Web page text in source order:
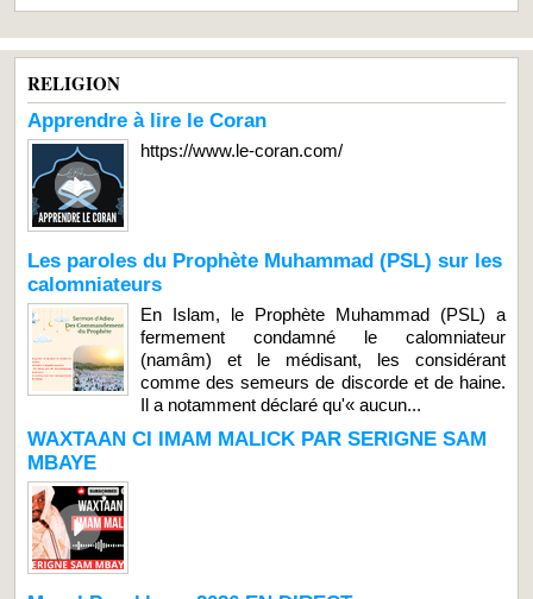
RELIGION
Apprendre à lire le Coran
https://www.le-coran.com/
Les paroles du Prophète Muhammad (PSL) sur les
calomniateurs
En Islam, le Prophète Muhammad (PSL) a
fermement condamné le calomniateur
(namâm) et le médisant, les considérant
comme des semeurs de discorde et de haine.
Il a notamment déclaré qu'« aucun...
WAXTAAN CI IMAM MALICK PAR SERIGNE SAM
MBAYE